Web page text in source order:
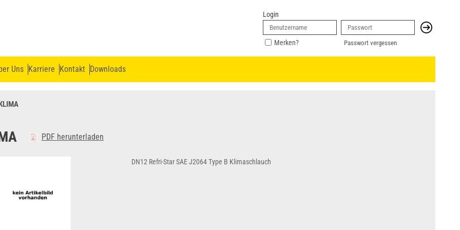
Login
Merken? Passwort vergessen
Uns Karriere Kontakt Downloads
PDF herunterladen
DN12 Refri-Star SAE J2064 Type B Klimaschlauch